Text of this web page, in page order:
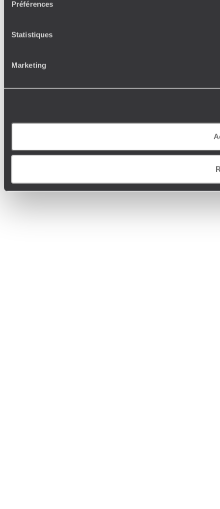
Préférences
Statistiques
Marketing